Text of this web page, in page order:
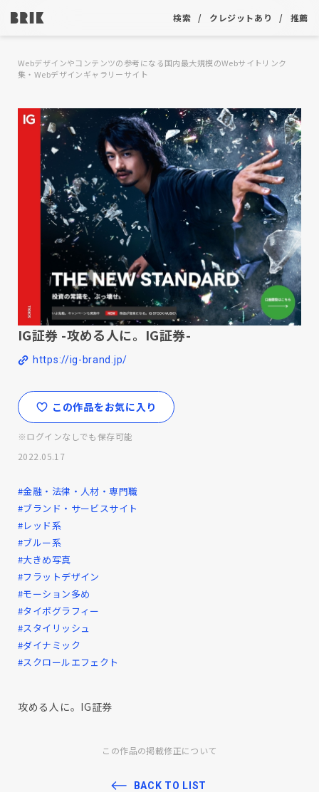
検索 クレジットあり 推薦
Webデザインやコンテンツの参考になる国内最大規模のWebサイトリンク
集・Webデザインギャラリーサイト
IG証券 -攻める人に。IG証券-
https://ig-brand.jp/
この作品をお気に入り
※ログインなしでも保存可能
2022.05.17
#金融・法律・人材・専門職
#ブランド・サービスサイト
#レッド系
#ブルー系
#大きめ写真
#フラットデザイン
#モーション多め
#タイポグラフィー
#スタイリッシュ
#ダイナミック
#スクロールエフェクト
攻める人に。IG証券
この作品の掲載修正について
BACK TO LIST